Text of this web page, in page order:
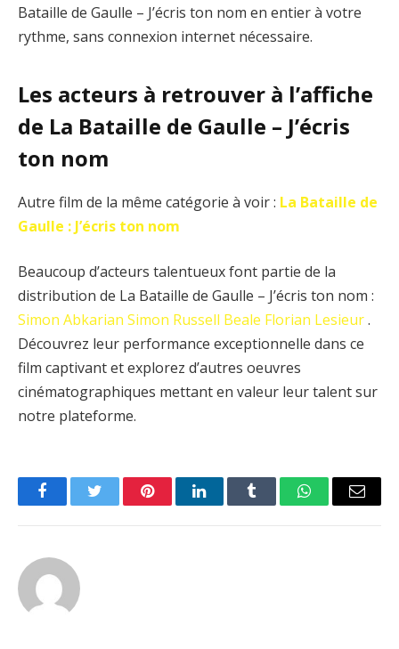
Bataille de Gaulle – J’écris ton nom en entier à votre
rythme, sans connexion internet nécessaire.
Les acteurs à retrouver à l’affiche
de La Bataille de Gaulle – J’écris
ton nom
Autre film de la même catégorie à voir : La Bataille de
Gaulle : J’écris ton nom
Beaucoup d’acteurs talentueux font partie de la
distribution de La Bataille de Gaulle – J’écris ton nom :
Simon Abkarian Simon Russell Beale Florian Lesieur.
Découvrez leur performance exceptionnelle dans ce
film captivant et explorez d’autres oeuvres
cinématographiques mettant en valeur leur talent sur
notre plateforme.
FacebookTwitter PinterestLinkedInTumblr WhatsAppEmail